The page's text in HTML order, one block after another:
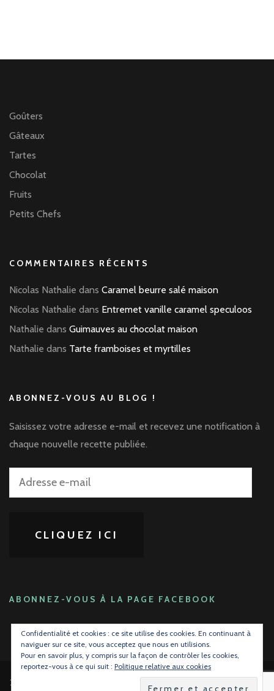
Goûters
Gâteaux
Tartes
Chocolat
Fruits
Petits Chefs
COMMENTAIRES RÉCENTS
Nicolas Nathalie dans Caramel beurre salé maison
Nicolas Nathalie dans Entremet vanille caramel speculoos
Nathalie dans Guimauves au chocolat maison
Nathalie dans Tarte framboises et myrtilles
ABONNEZ-VOUS AU BLOG !
Saisissez votre adresse e-mail et recevez une notification à
chaque nouvelle recette publiée.
Adresse
CLIQUEZ ICI
ABONNEZ-VOUS À LA PAGE FACEBOOK
2026 Copyright
Confidentialité et cookies : ce site utilise des cookies. En continuant à
naviguer sur ce site, vous acceptez que nous en utilisions.
Pour en savoir plus, y compris sur la façon de contrôler les cookies,
reportez-vous à ce qui suit : Politique relative aux cookies